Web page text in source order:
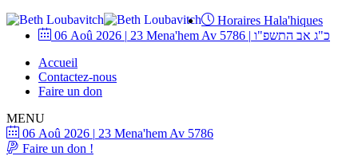
Horaires Hala'hiques
06 Aoû 2026 | 23 Mena'hem Av 5786 | כ"ג אב התשפ"ו
Accueil
Contactez-nous
Faire un don
MENU
06 Aoû 2026 | 23 Mena'hem Av 5786
Faire un don !